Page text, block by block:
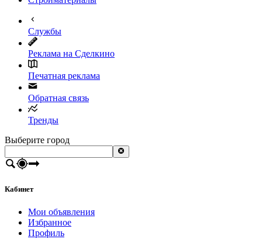
Службы
Реклама на Сделкино
Печатная реклама
Обратная связь
Тренды
Выберите город
Кабинет
Мои объявления
Избранное
Профиль